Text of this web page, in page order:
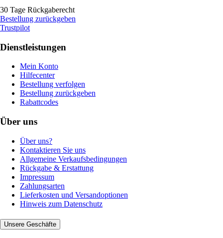
30 Tage Rückgaberecht
Bestellung zurückgeben
Trustpilot
Dienstleistungen
Mein Konto
Hilfecenter
Bestellung verfolgen
Bestellung zurückgeben
Rabattcodes
Über uns
Über uns?
Kontaktieren Sie uns
Allgemeine Verkaufsbedingungen
Rückgabe & Erstattung
Impressum
Zahlungsarten
Lieferkosten und Versandoptionen
Hinweis zum Datenschutz
Unsere Geschäfte